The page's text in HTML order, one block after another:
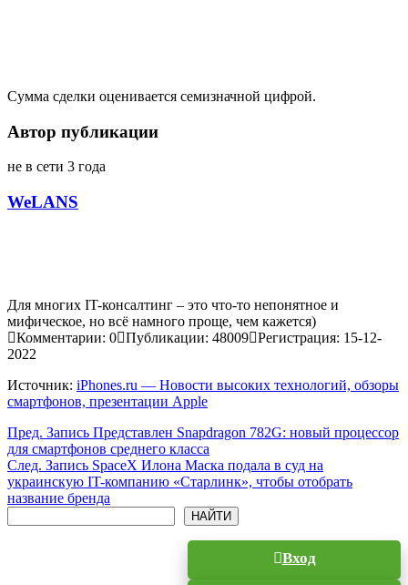
Сумма сделки оценивается семизначной цифрой.
Автор публикации
не в сети 3 года
WeLANS
Для многих IT-консалтинг – это что-то непонятное и
мифическое, но всё намного проще, чем кажется)
Комментарии: 0 Публикации: 48009 Регистрация: 15-12-
2022
Источник: iPhones.ru — Новости высоких технологий, обзоры
смартфонов, презентации Apple
Пред. Запись Представлен Snapdragon 782G: новый процессор
для смартфонов среднего класса
След. Запись SpaceX Илона Маска подала в суд на
украинскую IT-компанию «Старлинк», чтобы отобрать
название бренда
НАЙТИ
Вход